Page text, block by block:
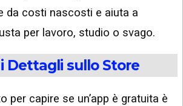
da costi nascosti e aiuta a
per lavoro, studio o svago.
Dettagli sullo Store
per capire se un’app è gratuita è